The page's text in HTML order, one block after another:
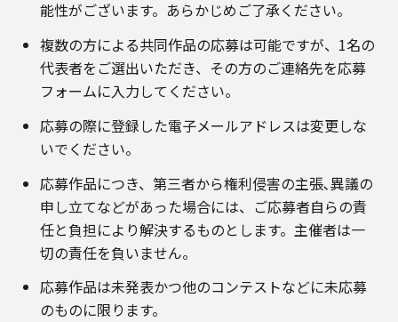
能性がございます。あらかじめご了承ください。
複数の方による共同作品の応募は可能ですが、1名の
代表者をご選出いただき、その方のご連絡先を応募
フォームに入力してください。
応募の際に登録した電子メールアドレスは変更しな
いでください。
応募作品につき、第三者から権利侵害の主張､異議の
申し立てなどがあった場合には、ご応募者自らの責
任と負担により解決するものとします。主催者は一
切の責任を負いません。
応募作品は未発表かつ他のコンテストなどに未応募
のものに限ります。